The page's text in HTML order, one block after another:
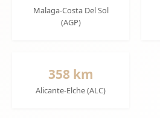
Malaga-Costa Del Sol
(AGP)
358 km
Alicante-Elche (ALC)